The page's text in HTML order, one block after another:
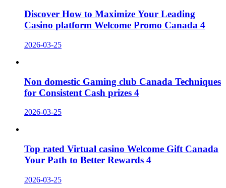
Discover How to Maximize Your Leading
Casino platform Welcome Promo Canada 4
2026-03-25
Non domestic Gaming club Canada Techniques
for Consistent Cash prizes 4
2026-03-25
Top rated Virtual casino Welcome Gift Canada
Your Path to Better Rewards 4
2026-03-25